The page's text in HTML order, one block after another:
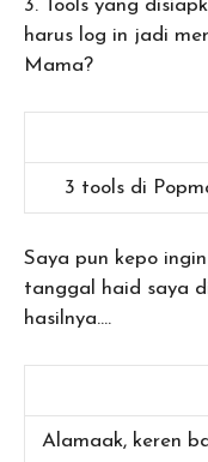
3. Tools yang
harus log in jadi
Mama?
3 tools di
Saya pun kepo
tanggal haid saya
hasilnya….
Alamaak, keren